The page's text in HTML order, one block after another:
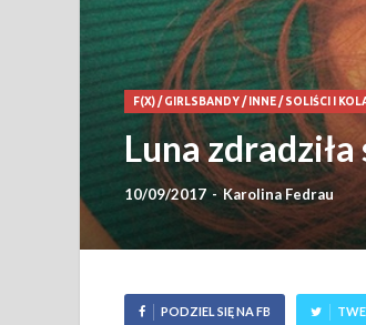
F(X)/ GIRLSBANDY/ INNE/ SOLIŚCI I
Luna
10/09/2017 -Karolina Fedrau
PODZIEL SIĘ NA FB